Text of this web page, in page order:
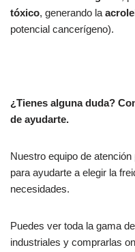
tóxico, generando la
potencial cancerígeno).
¿Tienes alguna duda?
de ayudarte.
Nuestro equipo de
para ayudarte a elegir la
necesidades.
Puedes ver toda la gama
industriales y comprarlas